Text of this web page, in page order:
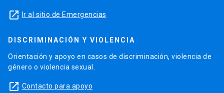
launch Ir al sitio de Emergencias
DISCRIMINACIÓN Y VIOLENCIA
Orientación y apoyo en casos de discriminación, violencia de
género o violencia sexual.
launch Contacto para apoyo